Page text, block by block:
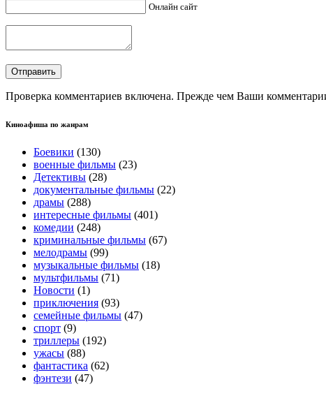
Онлайн сайт
Проверка комментариев включена. Прежде чем Ваши
Киноафиша по жанрам
Боевики (130)
военные фильмы (23)
Детективы (28)
документальные фильмы (22)
драмы (288)
интересные фильмы (401)
комедии (248)
криминальные фильмы (67)
мелодрамы (99)
музыкальные фильмы (18)
мультфильмы (71)
Новости (1)
приключения (93)
семейные фильмы (47)
спорт (9)
триллеры (192)
ужасы (88)
фантастика (62)
фэнтези (47)